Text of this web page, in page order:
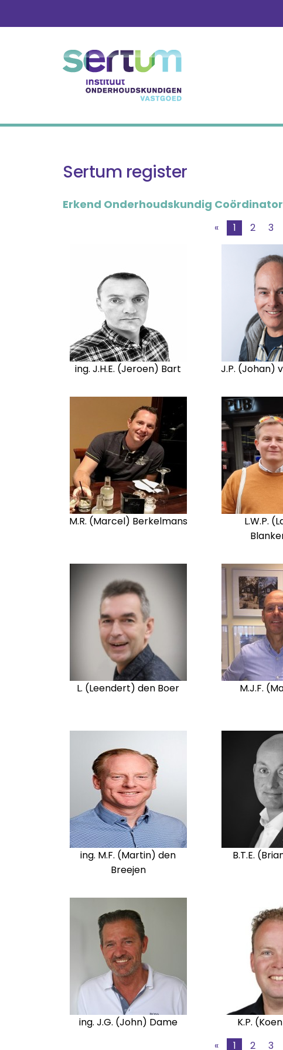
content
Sertum register
Erkend Onderhoudskundig Coördinator
« 1 2 3
ing. J.H.E. (Jeroen) Bart J.P. (Johan)
M.R. (Marcel) Berkelmans
L.W.P.
L. (Leendert) den Boer M.J.F.
ing. M.F. (Martin) den
Breejen
B.T.E.
ing. J.G. (John) Dame K.P.
«
1 2 3